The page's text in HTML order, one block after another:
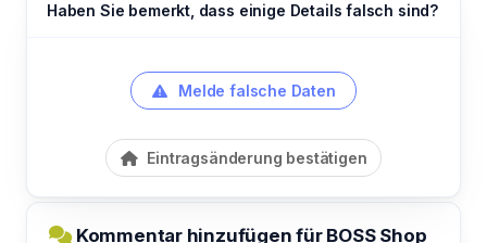
Haben Sie bemerkt, dass einige Details falsch sind?
Melde falsche Daten
Eintragsänderung bestätigen
Kommentar hinzufügen für BOSS Shop